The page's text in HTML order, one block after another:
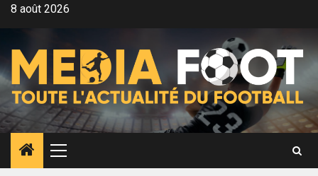
Aller8 août 2026
Menu
principal